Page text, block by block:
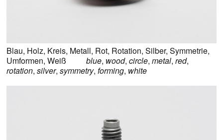
Blau, Holz, Kreis, Metall, Rot, Rotation, Silber, Symmetrie,
Umformen, Weiß blue, wood, circle, metal, red,
rotation, silver, symmetry, forming, white